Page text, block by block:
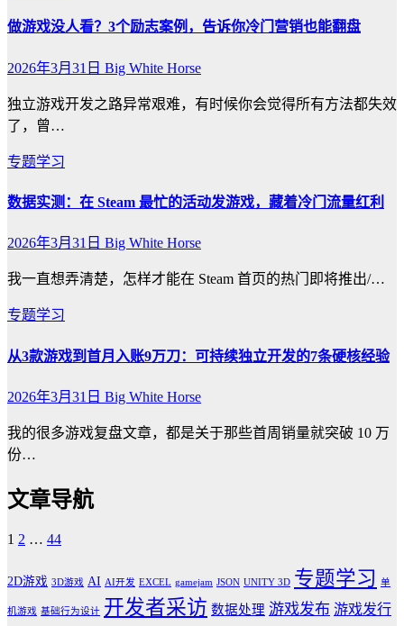
做游戏没人看？3个励志案例，告诉你冷门营销也能翻盘
2026年3月31日 Big White Horse
独立游戏开发之路异常艰难，有时候你会觉得所有方法都失效
了，曾…
专题学习
数据实测：在 Steam 最忙的活动发游戏，藏着冷门流量红利
2026年3月31日 Big White Horse
我一直想弄清楚，怎样才能在 Steam 首页的热门即将推出/…
专题学习
从3款游戏到首月入账9万刀：可持续独立开发的7条硬核经验
2026年3月31日 Big White Horse
我的很多游戏复盘文章，都是关于那些首周销量就突破 10 万
份…
文章导航
1 2 … 44
2D游戏 3D游戏 AI AI开发 EXCEL gamejam JSON UNITY 3D 专题学习 单
机游戏 基础行为设计 开发者采访 数据处理 游戏发布 游戏发行